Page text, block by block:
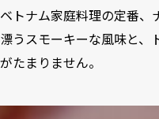
ベトナム家庭料理の定番、
漂うスモーキーな風味と、
がたまりません。